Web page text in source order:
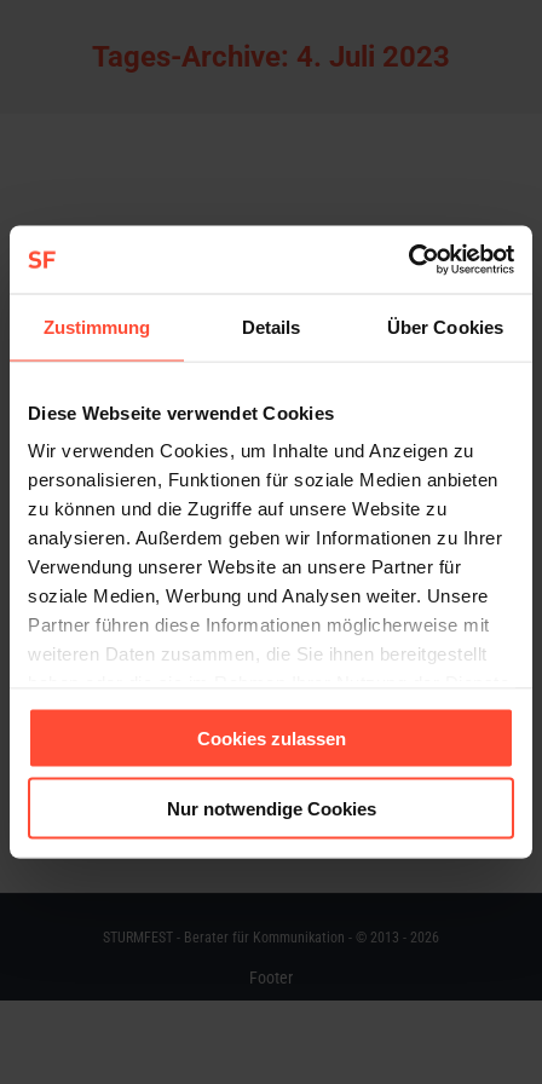
Zustimmung Details Über Cookies
Diese Webseite verwendet Cookies
Wir verwenden Cookies, um Inhalte und Anzeigen zu
personalisieren, Funktionen für soziale Medien anbieten
zu können und die Zugriffe auf unsere Website zu
analysieren. Außerdem geben wir Informationen zu Ihrer
Verwendung unserer Website an unsere Partner für
soziale Medien, Werbung und Analysen weiter. Unsere
Partner führen diese Informationen möglicherweise mit
weiteren Daten zusammen, die Sie ihnen bereitgestellt
gesammelt haben.
Cookies zulassen
Nur notwendige Cookies
Tages-Archive: 4. Juli 2023
Sympathische:r Online-Redakteur:in in
Teilzeit
Allgemein VonSturmfest 4. Juli 2023
Wir sind STURMFEST, eine kleine Agentur für PR
und Content-Marketing in Hamburg mit nationalen
und internationalen Kunden unterschiedlicher
Branchen (Logistik, Versicherungen, Chemie,
Finanzen, Informationstechnologie,
Automatisierung…).
STURMFEST - Berater für Kommunikation - © 2013 - 2026
Footer